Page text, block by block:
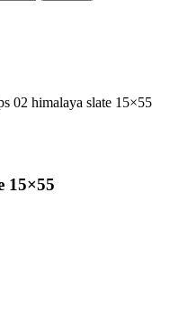
02 himalaya slate 15×55
15×55